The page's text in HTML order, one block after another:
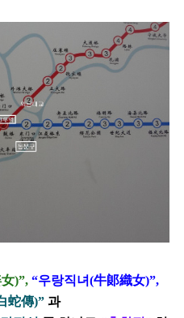
)”, “우랑직녀(牛郞織女)”,
蛇傳)” 과